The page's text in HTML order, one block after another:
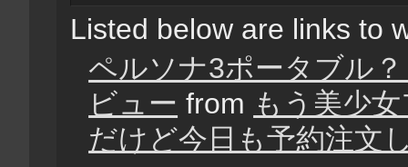
Listed below are links to
ペルソナ3ポータブル
ビュー from もう美少
だけど今日も予約注文